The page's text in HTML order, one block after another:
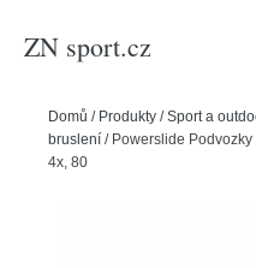
ZN sport.cz
Domů / Produkty /Sport a
bruslení / Powerslide
4x, 80